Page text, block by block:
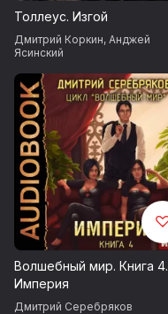
Толлеус. Изгой
Дмитрий Коркин, Анджей
Ясинский
Волшебный мир. Книга 4.
Империя
Дмитрий Серебряков